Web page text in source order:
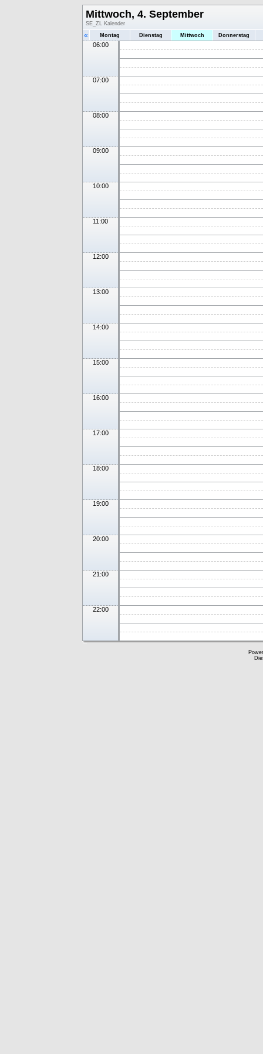
Mittwoch, 4. September
SE_ZL Kalender
« Montag Dienstag Mittwoch Donnerstag
06:00
07:00
08:00
09:00
10:00
11:00
12:00
13:00
14:00
15:00
16:00
17:00
18:00
19:00
20:00
21:00
22:00